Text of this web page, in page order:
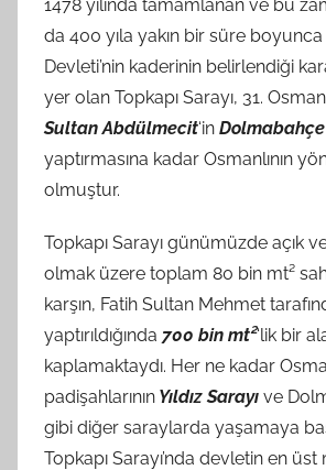
1478 yılında tamamlanan ve bu
da 400 yıla yakın bir süre boyunca
Devleti’nin kaderinin belirlendiği
yer olan Topkapı Sarayı, 31.
Sultan Abdülmecit‘in Dolmabahçe
yaptırmasına kadar Osmanlının
olmuştur.
Topkapı Sarayı günümüzde açık
olmak üzere toplam 80 bin mt²
karşın, Fatih Sultan Mehmet
yaptırıldığında 700 bin mt²‘lik bir
kaplamaktaydı. Her ne kadar
padişahlarının Yıldız Sarayı ve
gibi diğer saraylarda yaşamaya
Topkapı Sarayı’nda devletin en üst